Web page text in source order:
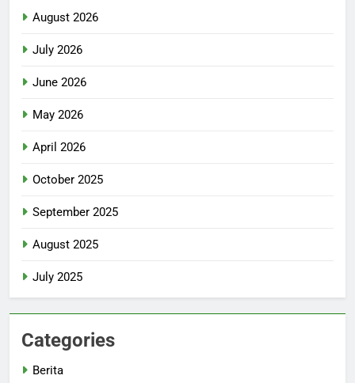
August 2026
July 2026
June 2026
May 2026
April 2026
October 2025
September 2025
August 2025
July 2025
Categories
Berita